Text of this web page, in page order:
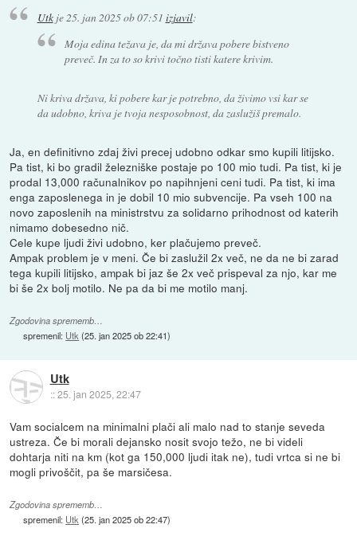
Utkje25. jan 2025 ob 07:51 izjavil:
Moja edina težava je, da mi država pobere bistveno
preveč. In za to so krivi točno tisti katere krivim.
Ni kriva država, ki pobere kar je potrebno, da živimo vsi kar se
da udobno, kriva je tvoja nesposobnost, da zaslužiš premalo.
Ja, en definitivno zdaj živi precej udobno odkar smo kupili litijsko.
Pa tist, ki bo gradil železniške postaje po 100 mio tudi. Pa tist, ki je
prodal 13,000 računalnikov po napihnjeni ceni tudi. Pa tist, ki ima
enga zaposlenega in je dobil 10 mio subvencije. Pa vseh 100 na
novo zaposlenih na ministrstvu za solidarno prihodnost od katerih
nimamo dobesedno nič.
Cele kupe ljudi živi udobno, ker plačujemo preveč.
Ampak problem je v meni. Če bi zaslužil 2x več, ne da ne bi zarad
tega kupili litijsko, ampak bi jaz še 2x več prispeval za njo, kar me
bi še 2x bolj motilo. Ne pa da bi me motilo manj.
Zgodovina sprememb…
spremenil: Utk (25. jan 2025 ob 22:41)
Utk
::25. jan 2025, 22:47
Vam socialcem na minimalni plači ali malo nad to stanje seveda
ustreza. Če bi morali dejansko nosit svojo težo, ne bi videli
dohtarja niti na km (kot ga 150,000 ljudi itak ne), tudi vrtca si ne bi
mogli privoščit, pa še marsičesa.
Zgodovina sprememb…
spremenil: Utk (25. jan 2025 ob 22:47)